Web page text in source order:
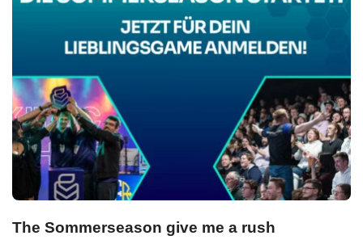
The Sommerseason give me a rush